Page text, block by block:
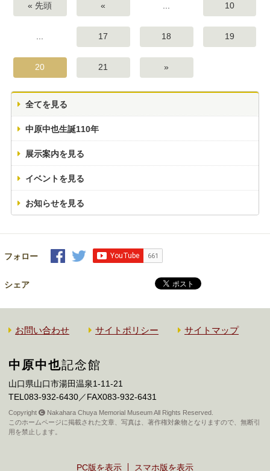
全てを見る
中原中也生誕110年
展示案内を見る
イベントを見る
お知らせを見る
« 先頭 « ... 10
... 17 18 19
20 21 »
フォロー
シェア
お問い合わせ サイトポリシー サイトマップ
中原中也記念館
山口県山口市湯田温泉1-11-21
TEL083-932-6430／FAX083-932-6431
Copyright
Nakahara Chuya Memorial Museum All Rights Reserved.
このホームページに掲載された文章、写真は、著作権対象物となりますので、無断引
用を禁止します。
PC版を表示 スマホ版を表示